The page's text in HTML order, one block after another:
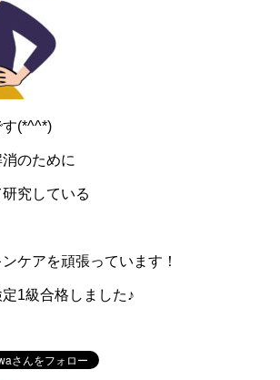
(*^^*)
のために
究している
ケアを頑張っています！
1級合格しました♪